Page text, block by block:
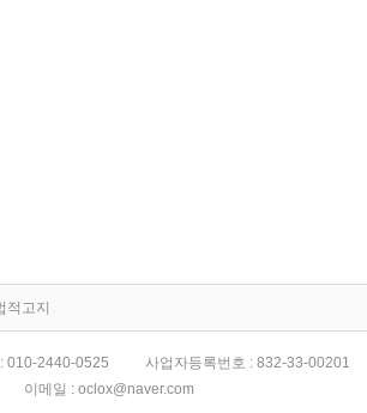
적고지
010-2440-0525 사업자등록번호 : 832-33-00201
이메일 : oclox@naver.com